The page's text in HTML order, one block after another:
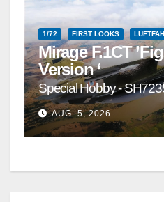
1/72 FIRST LOOKS
Mirage F.1CT
Version ‘
Special Hobby -
AUG. 5, 2026